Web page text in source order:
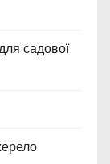
садової